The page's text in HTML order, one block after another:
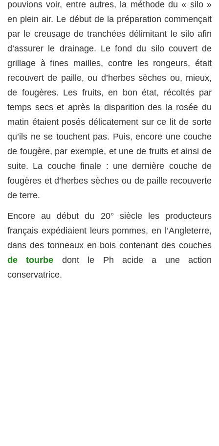
pouvions voir, entre autres, la méthode du « silo »
en plein air. Le début de la préparation commençait
par le creusage de tranchées délimitant le silo afin
d’assurer le drainage. Le fond du silo couvert de
grillage à fines mailles, contre les rongeurs, était
recouvert de paille, ou d’herbes sèches ou, mieux,
de fougères. Les fruits, en bon état, récoltés par
temps secs et après la disparition des la rosée du
matin étaient posés délicatement sur ce lit de sorte
qu’ils ne se touchent pas. Puis, encore une couche
de fougère, par exemple, et une de fruits et ainsi de
suite. La couche finale : une dernière couche de
fougères et d’herbes sèches ou de paille recouverte
de terre.
Encore au début du 20° siècle les producteurs
français expédiaient leurs pommes, en l’Angleterre,
dans des tonneaux en bois contenant des couches
de tourbe dont le Ph acide a une action
conservatrice.